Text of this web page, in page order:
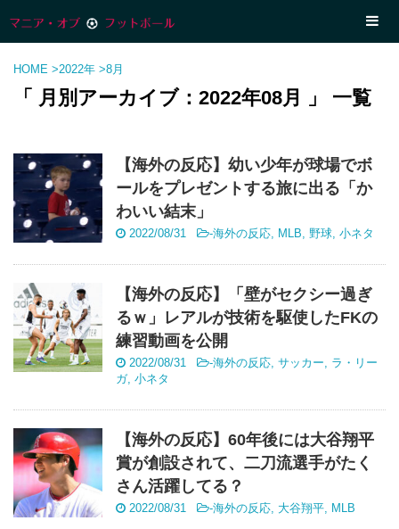
HOME >2022年 >8月
「 月別アーカイブ：2022年08月 」 一覧
【海外の反応】幼い少年が球場でボ
ールをプレゼントする旅に出る「か
わいい結末」
2022/08/31 -海外の反応, MLB, 野球, 小ネタ
【海外の反応】「壁がセクシー過ぎ
るｗ」レアルが技術を駆使したFKの
練習動画を公開
2022/08/31 -海外の反応, サッカー, ラ・リー
ガ, 小ネタ
【海外の反応】60年後には大谷翔平
賞が創設されて、二刀流選手がたく
さん活躍してる？
2022/08/31 -海外の反応, 大谷翔平, MLB